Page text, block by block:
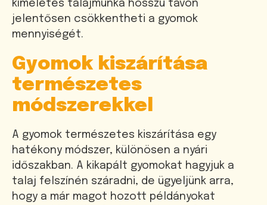
kíméletes talajmunka hosszú távon
jelentősen csökkentheti a gyomok
mennyiségét.
Gyomok kiszárítása
természetes
módszerekkel
A gyomok természetes kiszárítása egy
hatékony módszer, különösen a nyári
időszakban. A kikapált gyomokat hagyjuk a
talaj felszínén száradni, de ügyeljünk arra,
hogy a már magot hozott példányokat